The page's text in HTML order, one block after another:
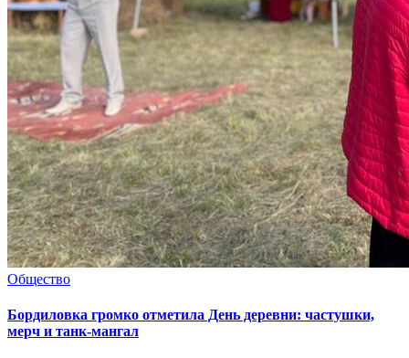
Общество
Бордиловка громко отметила День деревни: частушки,
мерч и танк-мангал